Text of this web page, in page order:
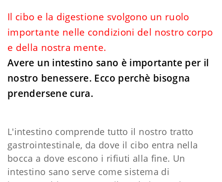
Il cibo e la digestione svolgono un ruolo
importante nelle condizioni del nostro corpo
e della nostra mente.
Avere un intestino sano è importante per il
nostro benessere. Ecco perchè bisogna
prendersene cura.
L'intestino comprende tutto il nostro tratto
gastrointestinale, da dove il cibo entra nella
bocca a dove escono i rifiuti alla fine. Un
intestino sano serve come sistema di